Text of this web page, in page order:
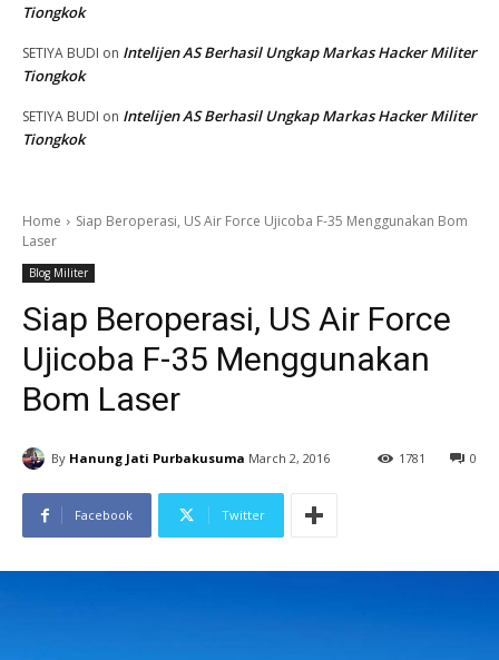
Tiongkok
SETIYA BUDI on Intelijen AS Berhasil Ungkap Markas Hacker Militer
Tiongkok
SETIYA BUDI on Intelijen AS Berhasil Ungkap Markas Hacker Militer
Tiongkok